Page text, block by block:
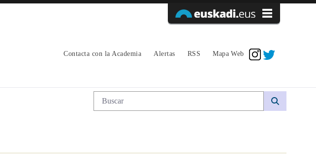
Contacta con la Academia Alertas RSS Mapa Web
Búsqueda web